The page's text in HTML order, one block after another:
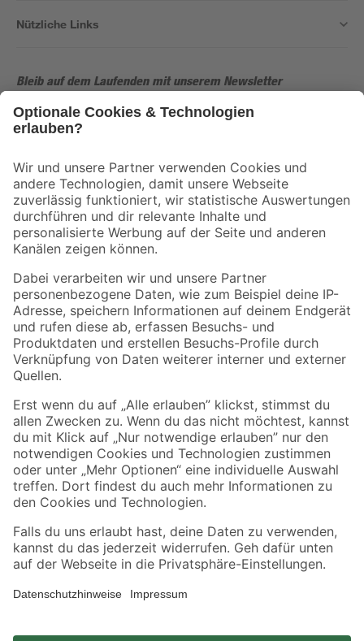
Nützliche Links
Bleib auf dem Laufenden mit unserem Newsletter
Der toom Newsletter: Keine Angebote und Aktionen mehr verpassen!
Folge uns
Zahlungsarten Versandarten
Sicher einkaufen
Jetzt die toom-App herunterladen
Alle Preisangaben in EUR inkl. gesetzl. MwSt.. Die dargestellten Angebote sind unter
Umständen nicht in allen Märkten verfügbar. Die angegebenen Verfügbarkeiten beziehen
sich auf den unter "Mein Markt" ausgewählten toom Baumarkt. Alle Angebote und
*Paketversand ab 59 € versandkostenfrei, gilt nicht für Artikel mit Speditionsversand, hier
fallen zusätzliche Versandkosten an.